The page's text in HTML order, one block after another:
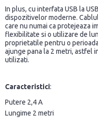
In plus, cu interfata USB la
dispozitivelor moderne.
care nu numai ca protejeaza
flexibilitate si o utilizare de
proprietatile pentru o
ajunge pana la 2 metri, astfel
utilizati.
Caracteristici:
Putere 2,4 A
Lungime 2 metri